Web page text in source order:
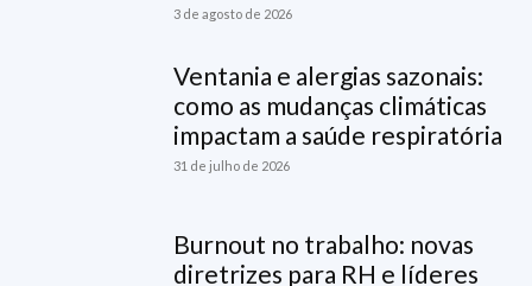
3 de agosto de 2026
Ventania e alergias sazonais:
como as mudanças climáticas
impactam a saúde respiratória
31 de julho de 2026
Burnout no trabalho: novas
diretrizes para RH e líderes